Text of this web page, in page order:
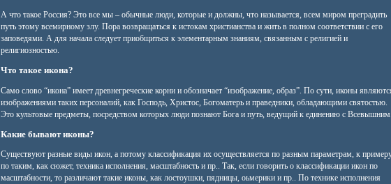
А что такое Россия? Это все мы – обычные люди, которые и должны, что называется, всем миром преградить
путь этому всемирному злу. Пора возвращаться к истокам христианства и жить в полном соответствии с его
заповедями. А для начала следует приобщиться к элементарным знаниям, связанным с религией и
религиозностью.
Что такое икона?
Само слово “икона” имеет древнегреческие корни и обозначает “изображение, образ”. По сути, иконы
изображениями таких персоналий, как Господь, Христос, Богоматерь и праведники, обладающими святостью.
Это культовые предметы, посредством которых люди познают Бога и путь, ведущий к единению с Всевышним.
Какие бывают иконы?
Существуют разные виды икон, а потому классификация их осуществляется по разным параметрам, к
по таким, как сюжет, техника исполнения, масштабность и пр.. Так, если говорить о классификации икон по
масштабности, то различают такие иконы, как лостоушки, пядницы, оьмерики и пр.. По технике исполнения